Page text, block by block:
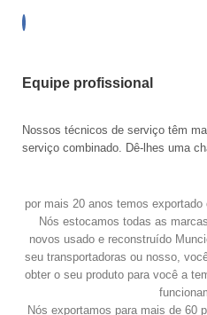
Equipe profissional
Nossos técnicos de serviço têm
serviço combinado. Dê-lhes uma
por mais 20 anos temos
Nós estocamos todas as
novos usado e reconstruído
seu transportadoras ou nosso,
obter o seu produto para você a
Nós exportamos para mais de 60